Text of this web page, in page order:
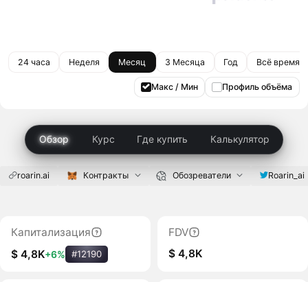
24 часа Неделя Месяц 3 Месяца Год Всё время
Макс / Мин Профиль объёма
Обзор Курс Где купить Калькулятор
roarin.ai Контракты Обозреватели Roarin_ai
Капитализация
$ 4,8K+6% #12190
FDV
$ 4,8K